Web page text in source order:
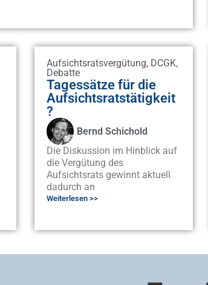
Aufsichtsratsvergütung, DCGK,
Debatte
Tagessätze für die
Aufsichtsratstätigkeit
?
Bernd Schichold
Die Diskussion im Hinblick auf
die Vergütung des
Aufsichtsrats gewinnt aktuell
dadurch an
Weiterlesen >>